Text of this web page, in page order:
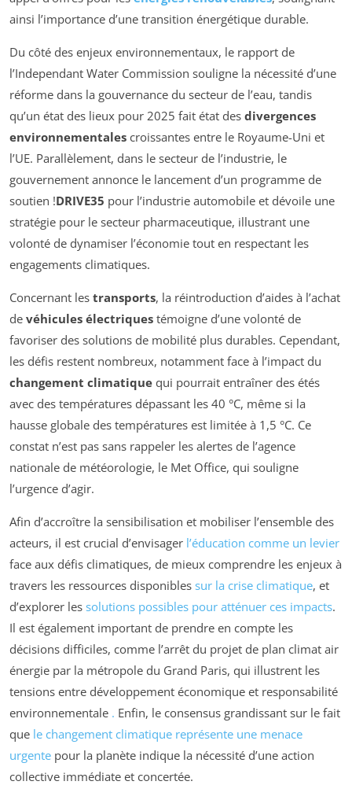
ainsi l’importance d’une transition énergétique durable.
Du côté des enjeux environnementaux, le rapport de
l’Independant Water Commission souligne la nécessité d’une
réforme dans la gouvernance du secteur de l’eau, tandis
qu’un état des lieux pour 2025 fait état des divergences
environnementales croissantes entre le Royaume-Uni et
l’UE. Parallèlement, dans le secteur de l’industrie, le
gouvernement annonce le lancement d’un programme de
soutien !DRIVE35 pour l’industrie automobile et dévoile une
stratégie pour le secteur pharmaceutique, illustrant une
volonté de dynamiser l’économie tout en respectant les
engagements climatiques.
Concernant les transports, la réintroduction d’aides à l’achat
de véhicules électriques témoigne d’une volonté de
favoriser des solutions de mobilité plus durables. Cependant,
les défis restent nombreux, notamment face à l’impact du
changement climatique qui pourrait entraîner des étés
avec des températures dépassant les 40 °C, même si la
hausse globale des températures est limitée à 1,5 °C. Ce
constat n’est pas sans rappeler les alertes de l’agence
nationale de météorologie, le Met Office, qui souligne
l’urgence d’agir.
Afin d’accroître la sensibilisation et mobiliser l’ensemble des
acteurs, il est crucial d’envisager l’éducation comme un levier
face aux défis climatiques, de mieux comprendre les enjeux à
travers les ressources disponibles sur la crise climatique, et
d’explorer les solutions possibles pour atténuer ces impacts.
Il est également important de prendre en compte les
décisions difficiles, comme l’arrêt du projet de plan climat air
énergie par la métropole du Grand Paris, qui illustrent les
tensions entre développement économique et responsabilité
environnementale . Enfin, le consensus grandissant sur le fait
que le changement climatique représente une menace
urgente pour la planète indique la nécessité d’une action
collective immédiate et concertée.